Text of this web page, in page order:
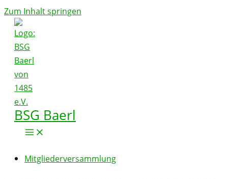
Zum Inhalt springen
BSG Baerl
Mitgliederversammlung